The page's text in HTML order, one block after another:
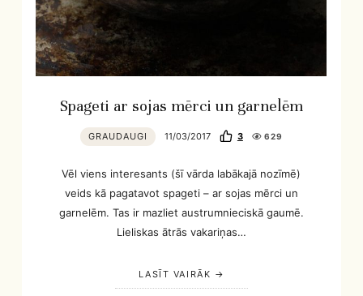
Spageti ar sojas mērci un garnelēm
GRAUDAUGI 11/03/2017 3 629
Vēl viens interesants (šī vārda labākajā nozīmē)
veids kā pagatavot spageti – ar sojas mērci un
garnelēm. Tas ir mazliet austrumnieciskā gaumē.
Lieliskas ātrās vakariņas…
LASĪT VAIRĀK